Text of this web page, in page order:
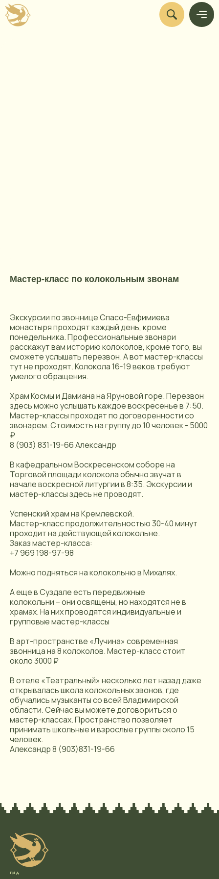
Мастер-класс по колокольным звонам
Экскурсии по звоннице Спасо-Евфимиева
монастыря проходят каждый день, кроме
понедельника. Профессиональные звонари
расскажут вам историю колоколов, кроме того, вы
сможете услышать перезвон. А вот мастер-классы
тут не проходят. Колокола 16-19 веков требуют
умелого обращения.
Храм Космы и Дамиана на Яруновой горе. Перезвон
здесь можно услышать каждое воскресенье в 7:50.
Мастер-классы проходят по договоренности со
звонарем. Стоимость на группу до 10 человек - 5000
₽
8 (903) 831-19-66 Александр
В кафедральном Воскресенском соборе на
Торговой площади колокола обычно звучат в
начале воскресной литургии в 8:35. Экскурсии и
мастер-классы здесь не проводят.
Успенский храм на Кремлевской.
Мастер-класс продолжительностью 30-40 минут
проходит на действующей колокольне.
Заказ мастер-класса:
+7 969 198-97-98
Можно подняться на колокольню в Михалях.
А еще в Суздале есть передвижные
колокольни – они освящены, но находятся не в
храмах. На них проводятся индивидуальные и
групповые мастер-классы
В арт-пространстве «Лучина» современная
звонница на 8 колоколов. Мастер-класс стоит
около 3000 ₽
В отеле «Театральный» несколько лет назад даже
открывалась школа колокольных звонов, где
обучались музыканты со всей Владимирской
области. Сейчас вы можете договориться о
мастер-классах. Пространство позволяет
принимать школьные и взрослые группы около 15
человек.
Александр 8 (903)831-19-66
гид